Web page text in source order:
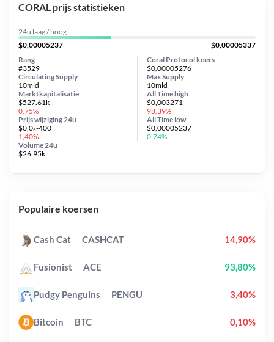
CORAL prijs statistieken
24u laag / hoog
$0,00005237
$0,00005337
Coral Protocol koers
$0,00005276
Circulating Supply
10mld
Prijs wijziging 24u
$0,0₆-400
1,40%
Max Supply
10mld
Marktkapitalisatie
$527.61k
0,75%
Volume 24u
$26.95k
Rang
#3529
All Timehigh
$0,003271
98,39%
All Time low
$0,00005237
0,74%
Populaire koersen
Cash Cat CASHCAT 14,90%
Fusionist ACE 93,80%
Pudgy Penguins PENGU 3,40%
Bitcoin BTC 0,10%